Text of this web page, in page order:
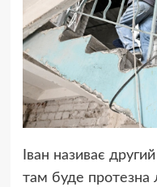
Іван називає
там буде протезна